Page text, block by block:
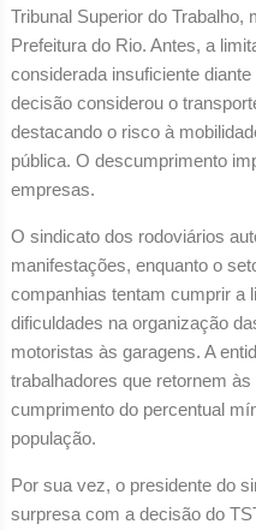
Tribunal Superior do Trabalho,
Prefeitura do Rio. Antes, a
considerada insuficiente
decisão considerou o
destacando o risco à
pública. O descumprimento
empresas.
O sindicato dos rodoviários
manifestações, enquanto o
companhias tentam cumprir a
dificuldades na organização
motoristas às garagens. A
trabalhadores que retornem
cumprimento do percentual
população.
Por sua vez, o presidente do
surpresa com a decisão do